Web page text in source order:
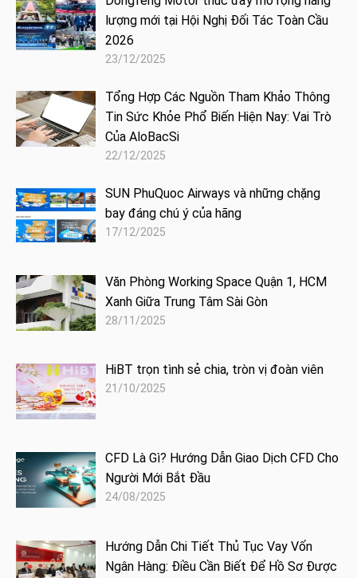
lượng mới tại Hội Nghị Đối Tác Toàn Cầu
2026
23/12/2025
Tổng Hợp Các Nguồn Tham Khảo Thông
Tin Sức Khỏe Phổ Biến Hiện Nay: Vai Trò
Của AloBacSi
22/12/2025
SUN PhuQuoc Airways và những chặng
bay đáng chú ý của hãng
17/12/2025
Văn Phòng Working Space Quận 1, HCM
Xanh Giữa Trung Tâm Sài Gòn
28/11/2025
HiBT trọn tình sẻ chia, tròn vị đoàn viên
21/10/2025
CFD Là Gì? Hướng Dẫn Giao Dịch CFD Cho
Người Mới Bắt Đầu
24/08/2025
Hướng Dẫn Chi Tiết Thủ Tục Vay Vốn
Ngân Hàng: Điều Cần Biết Để Hồ Sơ Được